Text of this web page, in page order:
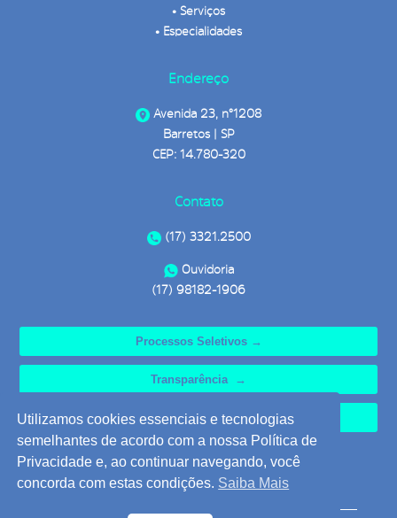
• Serviços
• Especialidades
Endereço
Avenida 23, n°1208
Barretos | SP
CEP: 14.780-320
Contato
(17) 3321.2500
Ouvidoria
(17) 98182-1906
Processos Seletivos →
Transparência →
Ouvidoria →
Utilizamos cookies essenciais e tecnologias
semelhantes de acordo com a nossa Política de
Privacidade e, ao continuar navegando, você
concorda com estas condições. Saiba Mais